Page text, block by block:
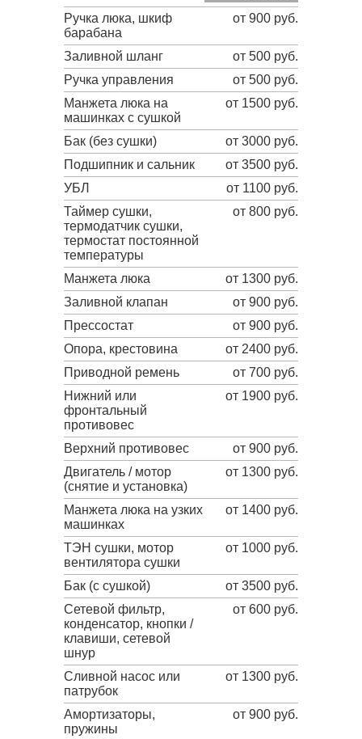
Ручка люка, шкиф
барабана
от 900 руб.
Заливной шланг
от 500 руб.
Ручка управления
от 500 руб.
Манжета люка на
машинках с сушкой
от 1500 руб.
Бак (без сушки)
от 3000 руб.
Подшипник и сальник
от 3500 руб.
УБЛ
от 1100 руб.
Таймер сушки,
термодатчик сушки,
термостат постоянной
температуры
от 800 руб.
Манжета люка
от 1300 руб.
Заливной клапан
от 900 руб.
Прессостат
от 900 руб.
Опора, крестовина
от 2400 руб.
Приводной ремень
от 700 руб.
Нижний или
фронтальный
противовес
от 1900 руб.
Верхний противовес
от 900 руб.
Двигатель / мотор
(снятие и установка)
от 1300 руб.
Манжета люка на узких
машинках
от 1400 руб.
ТЭН сушки, мотор
вентилятора сушки
от 1000 руб.
Бак (с сушкой)
от 3500 руб.
Сетевой фильтр,
конденсатор, кнопки /
клавиши, сетевой
шнур
от 600 руб.
Сливной насос или
патрубок
от 1300 руб.
Амортизаторы,
пружины
от 900 руб.